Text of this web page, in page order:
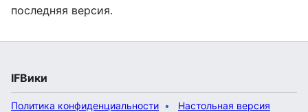
последняя версия.
IFВики
Политика конфиденциальности Настольная версия